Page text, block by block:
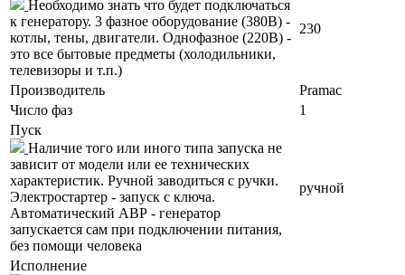
Необходимо знать что будет подключаться
к генератору. 3 фазное оборудование (380В) -
котлы, тены, двигатели. Однофазное (220В) -
это все бытовые предметы (холодильники,
телевизоры и т.п.)
230
Производитель
Pramac
Число фаз
1
Пуск
Наличие того или иного типа запуска не
зависит от модели или ее технических
характеристик. Ручной заводиться с ручки.
Электростартер - запуск с ключа.
Автоматический АВР - генератор
запускается сам при подключении питания,
без помощи человека
ручной
Исполнение